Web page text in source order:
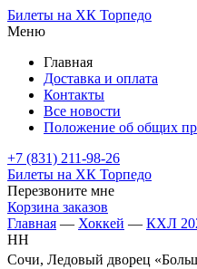
Билеты на ХК Торпедо
Меню
Главная
Доставка и оплата
Контакты
Все новости
Положение об общих
+7 (831) 211-98-26
Билеты на ХК Торпедо
Перезвоните мне
Корзина заказов
Главная — Хоккей — КХЛ
НН
Сочи, Ледовый дворец